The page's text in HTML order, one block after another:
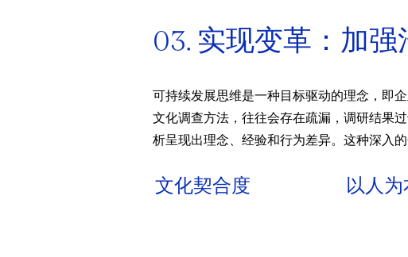
03. 实现变革：加
可持续发展思维是一种目标驱动的理念，即
文化调查方法，往往会存在疏漏，调研结果
析呈现出理念、经验和行为差异。这种深入
文化契合度 以人为